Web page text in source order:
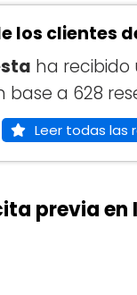
los clientes
ha
base a 628
Leer todas las
previa en